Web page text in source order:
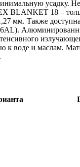
усадку.
BLANKET 18 –
мм. Также
к воде и маслам.